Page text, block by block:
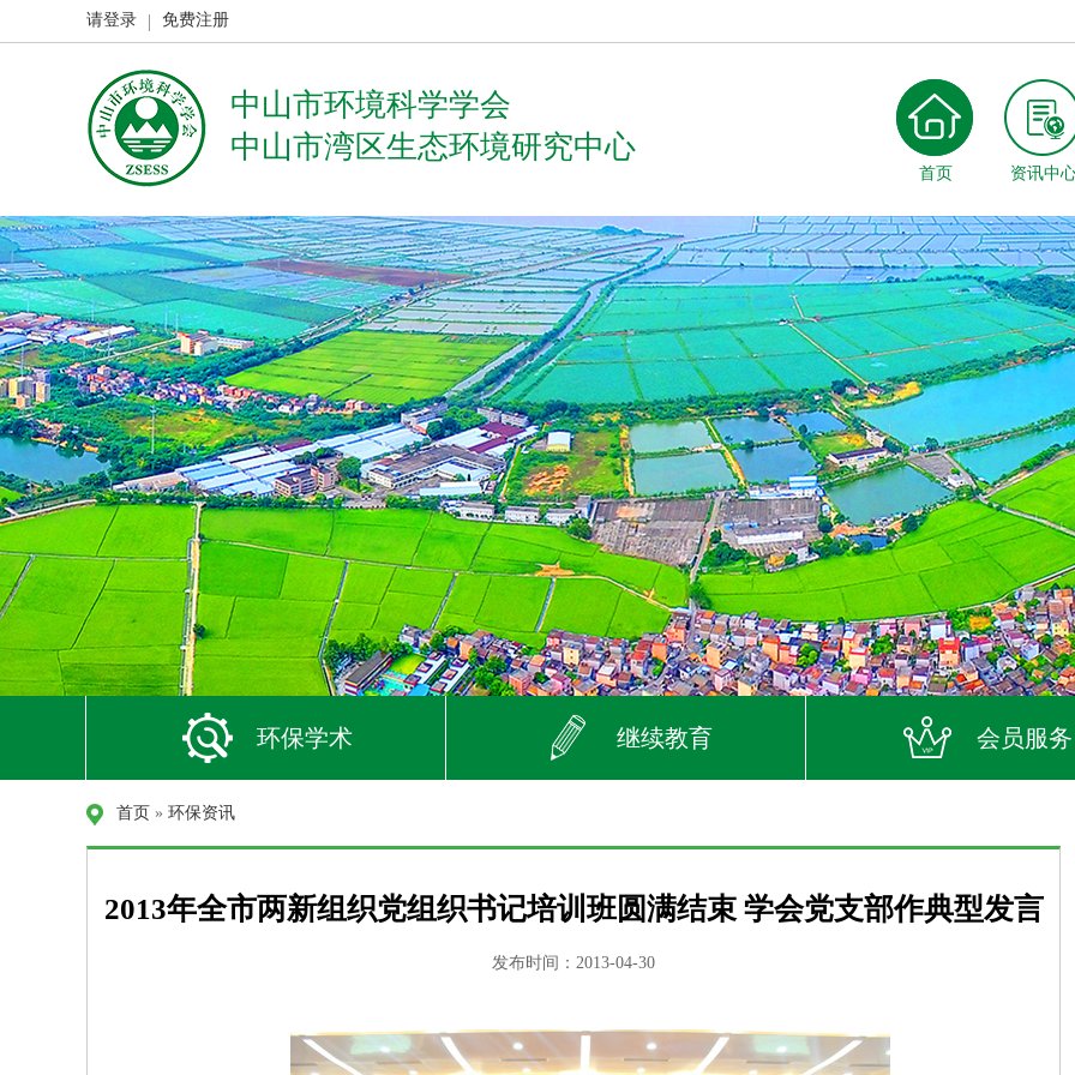
请登录 免费注册
中山市环境科学学会
中山市湾区生态环境研究中心
首页 资讯中
环保学术 继续教育 会员服务
首页 » 环保资讯
2013年全市两新组织党组织书记培训班圆满结束 学会党支部作典型发言
发布时间：2013-04-30